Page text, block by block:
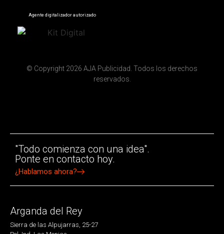
Agente digitalizador autorizado
© Copyright 2026 AJA Publicidad. Todos los derechos
reservados.
"Todo comienza con una idea".
Ponte en contacto hoy.
¿Hablamos ahora?
Arganda del Rey
Sierra de las Alpujarras, 25-27